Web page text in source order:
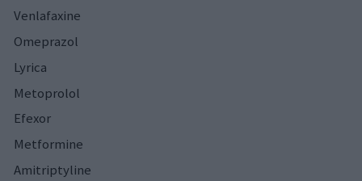
Venlafaxine
Omeprazol
Lyrica
Metoprolol
Efexor
Metformine
Amitriptyline